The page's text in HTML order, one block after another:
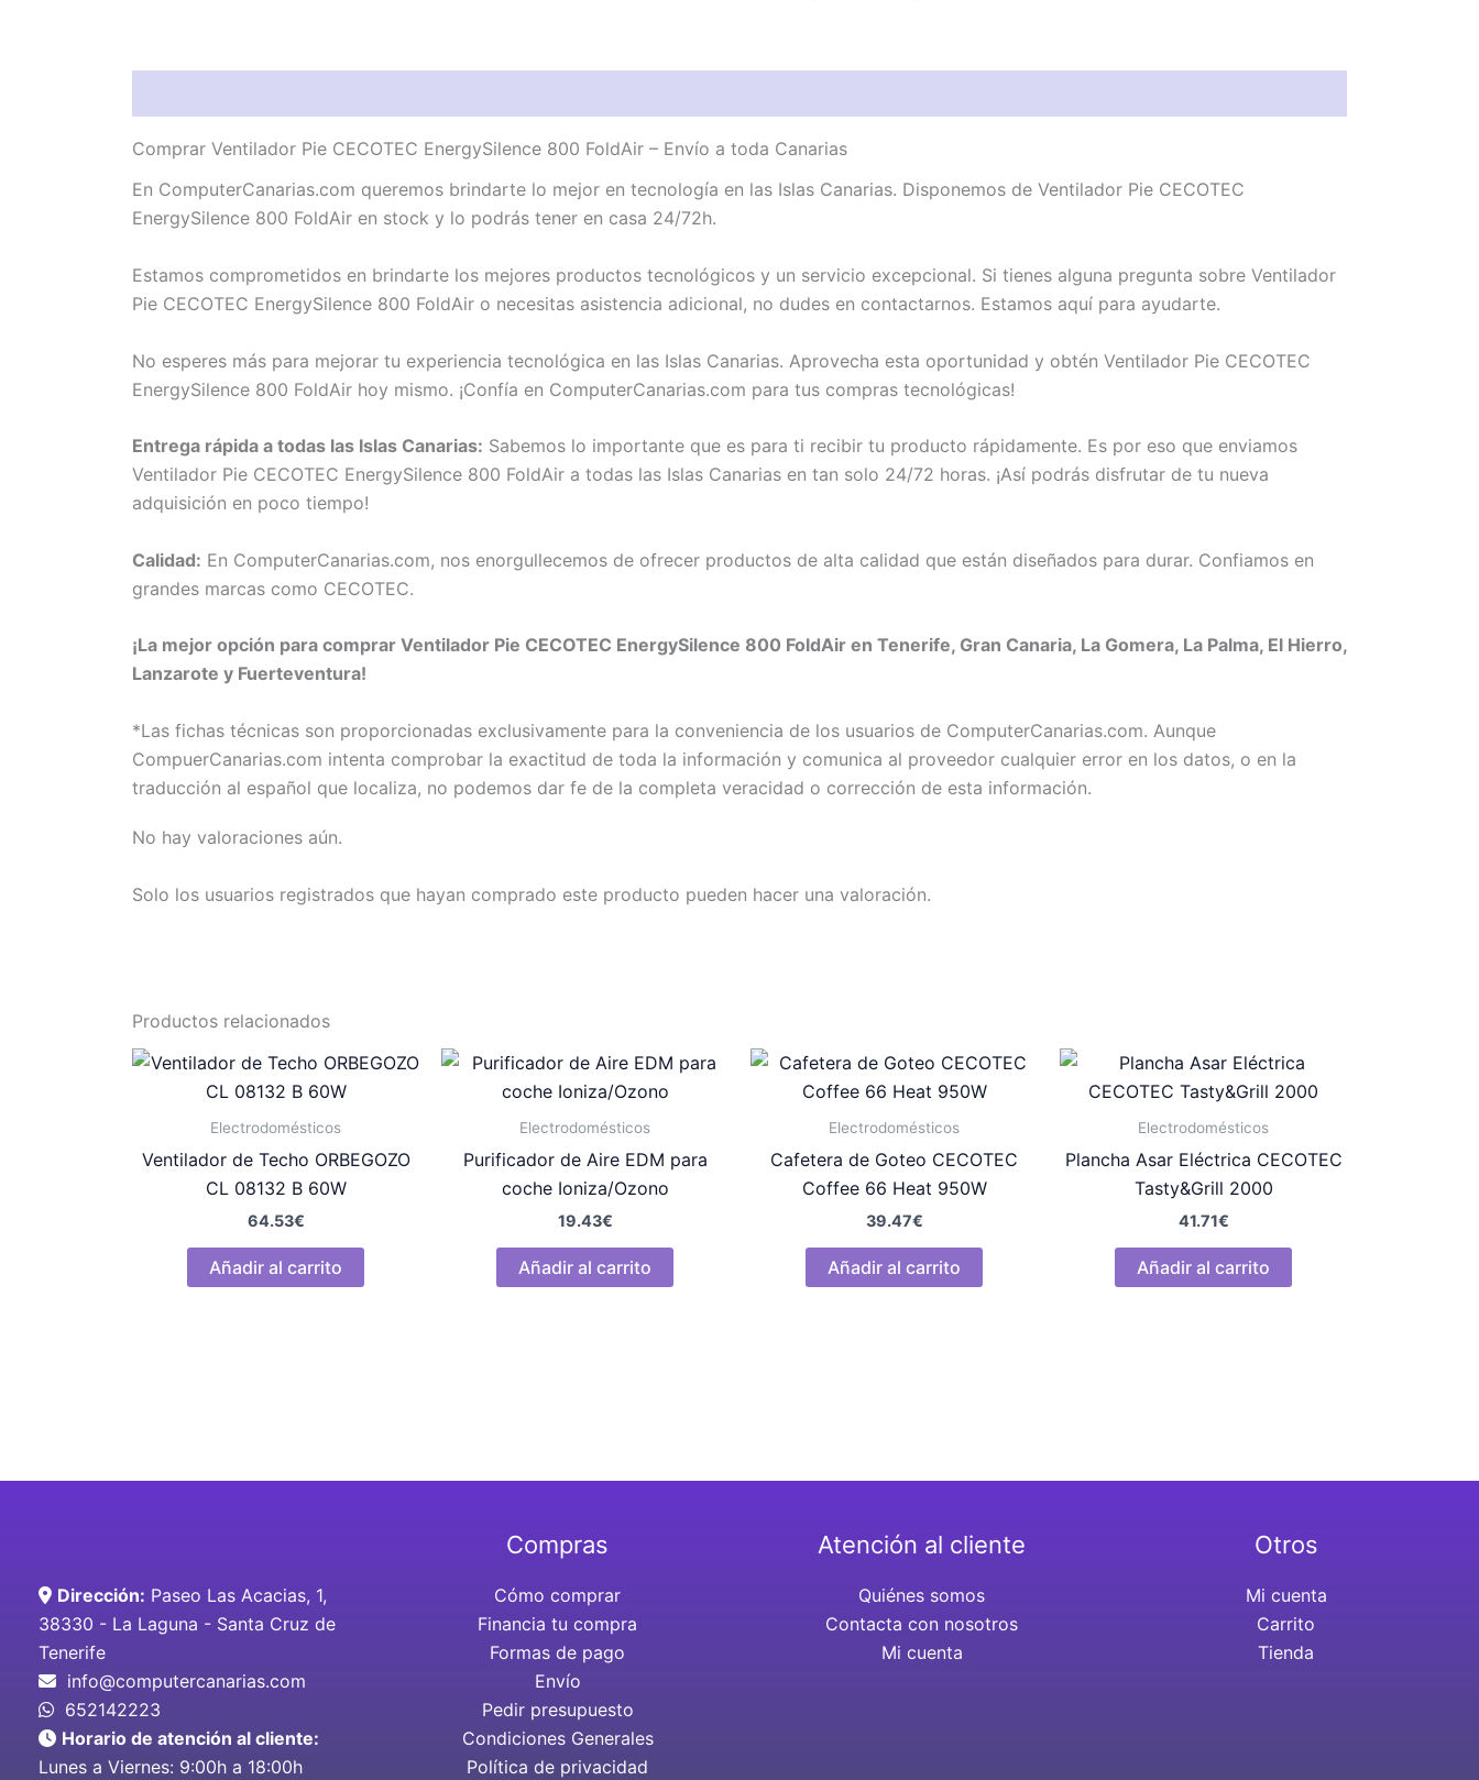
Comprar Ventilador Pie CECOTEC EnergySilence 800 FoldAir – Envío a toda Canarias
En ComputerCanarias.com queremos brindarte lo mejor en tecnología en las Islas Canarias. Disponemos de Ventilador Pie CECOTEC
EnergySilence 800 FoldAir en stock y lo podrás tener en casa 24/72h.
Estamos comprometidos en brindarte los mejores productos tecnológicos y un servicio excepcional. Si tienes alguna pregunta sobre Ventilador
Pie CECOTEC EnergySilence 800 FoldAir o necesitas asistencia adicional, no dudes en contactarnos. Estamos aquí para ayudarte.
No esperes más para mejorar tu experiencia tecnológica en las Islas Canarias. Aprovecha esta oportunidad y obtén Ventilador Pie CECOTEC
EnergySilence 800 FoldAir hoy mismo. ¡Confía en ComputerCanarias.com para tus compras tecnológicas!
Entrega rápida a todas las Islas Canarias: Sabemos lo importante que es para ti recibir tu producto rápidamente. Es por eso que enviamos
Ventilador Pie CECOTEC EnergySilence 800 FoldAir a todas las Islas Canarias en tan solo 24/72 horas. ¡Así podrás disfrutar de tu nueva
adquisición en poco tiempo!
Calidad: En ComputerCanarias.com, nos enorgullecemos de ofrecer productos de alta calidad que están diseñados para durar. Confiamos en
grandes marcas como CECOTEC.
¡La mejor opción para comprar Ventilador Pie CECOTEC EnergySilence 800 FoldAir en Tenerife, Gran Canaria, La Gomera, La Palma, El Hierro,
Lanzarote y Fuerteventura!
*Las fichas técnicas son proporcionadas exclusivamente para la conveniencia de los usuarios de ComputerCanarias.com. Aunque
CompuerCanarias.com intenta comprobar la exactitud de toda la información y comunica al proveedor cualquier error en los datos, o en la
traducción al español que localiza, no podemos dar fe de la completa veracidad o corrección de esta información.
No hay valoraciones aún.
Solo los usuarios registrados que hayan comprado este producto pueden hacer una valoración.
Productos relacionados
Electrodomésticos
Ventilador de Techo ORBEGOZO
CL 08132 B 60W
64.53€
Añadir al carrito
Electrodomésticos
Purificador de Aire EDM para
coche Ioniza/Ozono
19.43€
Añadir al carrito
Electrodomésticos
Cafetera de Goteo CECOTEC
Coffee 66 Heat 950W
39.47€
Añadir al carrito
Electrodomésticos
Plancha Asar Eléctrica CECOTEC
Tasty&Grill 2000
41.71€
Añadir al carrito
Dirección: Paseo Las Acacias, 1,
38330 - La Laguna - Santa Cruz de
Tenerife
info@computercanarias.com
652142223
Horario de atención al cliente:
Lunes a Viernes: 9:00h a 18:00h
Compras
Cómo comprar
Financia tu compra
Formas de pago
Envío
Pedir presupuesto
Condiciones Generales
Política de privacidad
Atención al cliente
Quiénes somos
Contacta con nosotros
Mi cuenta
Otros
Mi cuenta
Carrito
Tienda